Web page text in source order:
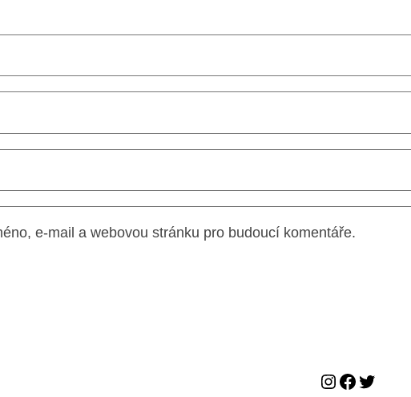
e-mail a webovou stránku pro budoucí komentáře.
Instagram
Facebook
Twitter